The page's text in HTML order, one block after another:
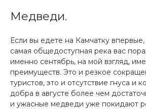
Медведи.
Если вы едете на Камчатку
самая общедоступная река вас
именно сентябрь, на мой взгляд,
преимуществ. Это и резкое
туристов, это и отсутствие гнуса и
добра в августе более чем
и ужасные медведи уже покидают